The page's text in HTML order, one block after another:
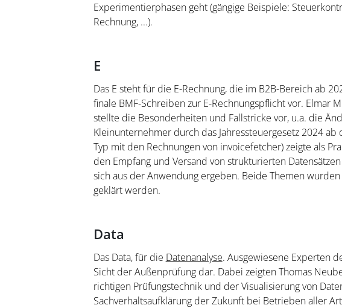
Experimentierphasen geht (gängige Beispiele:
Rechnung, ...).
E
Das E steht für die E-Rechnung, die im B2B-Bereich ab
finale BMF-Schreiben zur E-Rechnungspflicht vor. Elmar
stellte die Besonderheiten und Fallstricke vor, u.a. die
Kleinunternehmer durch das Jahressteuergesetz 2024
Typ mit den Rechnungen von invoicefetcher) zeigte als
den Empfang und Versand von strukturierten
sich aus der Anwendung ergeben. Beide Themen
geklärt werden.
Data
Das Data, für die Datenanalyse. Ausgewiesene Experten
Sicht der Außenprüfung dar. Dabei zeigten Thomas
richtigen Prüfungstechnik und der Visualisierung von
Sachverhaltsaufklärung der Zukunft bei Betrieben aller